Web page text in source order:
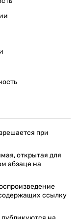
при
открытая для
абзаце на
ссылку